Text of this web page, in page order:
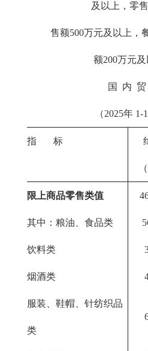
及以上，零
售额500万元及以上，
额200万元及
国 内
（2025年 1-
指 标
限上商品零售类值
其中：粮油、食品类
饮料类
烟酒类
服装、鞋帽、针纺织品
类